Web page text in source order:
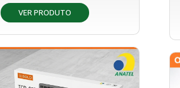
VER PRODUTO